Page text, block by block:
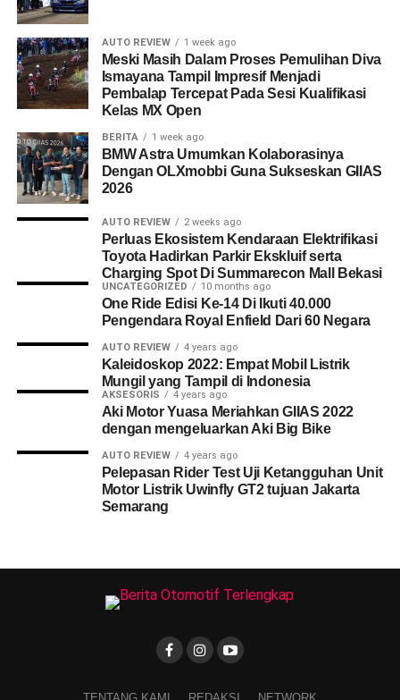
AUTO REVIEW 1 week ago
Meski Masih Dalam Proses Pemulihan Diva
Ismayana Tampil Impresif Menjadi
Pembalap Tercepat Pada Sesi Kualifikasi
Kelas MX Open
BERITA 1 week ago
BMW Astra Umumkan Kolaborasinya
Dengan OLXmobbi Guna Sukseskan GIIAS
2026
AUTO REVIEW 2 weeks ago
Perluas Ekosistem Kendaraan Elektrifikasi
Toyota Hadirkan Parkir Ekskluif serta
Charging Spot Di Summarecon Mall Bekasi
UNCATEGORIZED 10 months ago
One Ride Edisi Ke-14 Di Ikuti 40.000
Pengendara Royal Enfield Dari 60 Negara
AUTO REVIEW 4 years ago
Kaleidoskop 2022: Empat Mobil Listrik
Mungil yang Tampil di Indonesia
AKSESORIS 4 years ago
Aki Motor Yuasa Meriahkan GIIAS 2022
dengan mengeluarkan Aki Big Bike
AUTO REVIEW 4 years ago
Pelepasan Rider Test Uji Ketangguhan Unit
Motor Listrik Uwinfly GT2 tujuan Jakarta
Semarang